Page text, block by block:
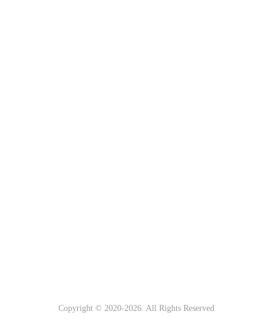
Copyright © 2020-2026. All Rights Reserved